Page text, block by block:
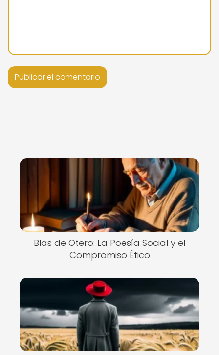
Blas de Otero: La Poesía Social y el
Compromiso Ético